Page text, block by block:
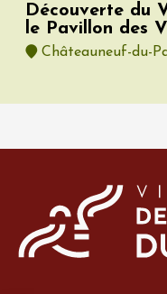
Découverte du
le Pavillon des
Châteauneuf-du-